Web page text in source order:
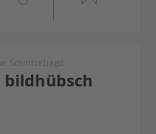
bildhübsch
Schnitzeljagd